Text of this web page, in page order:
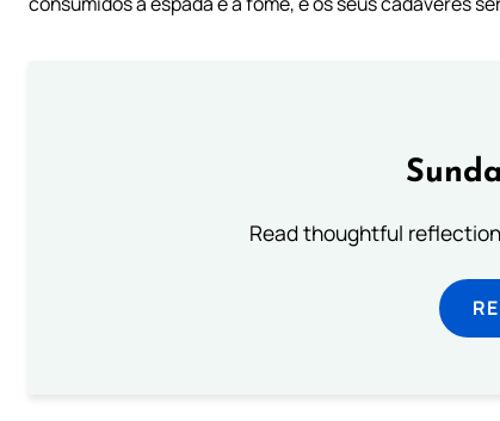
Read thoughtful